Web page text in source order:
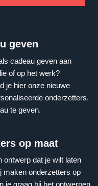
geven
cadeau geven aan
of op het werk?
je hier onze nieuwe
onderzetters.
te geven.
op maat
ontwerp dat je wilt laten
maken onderzetters op